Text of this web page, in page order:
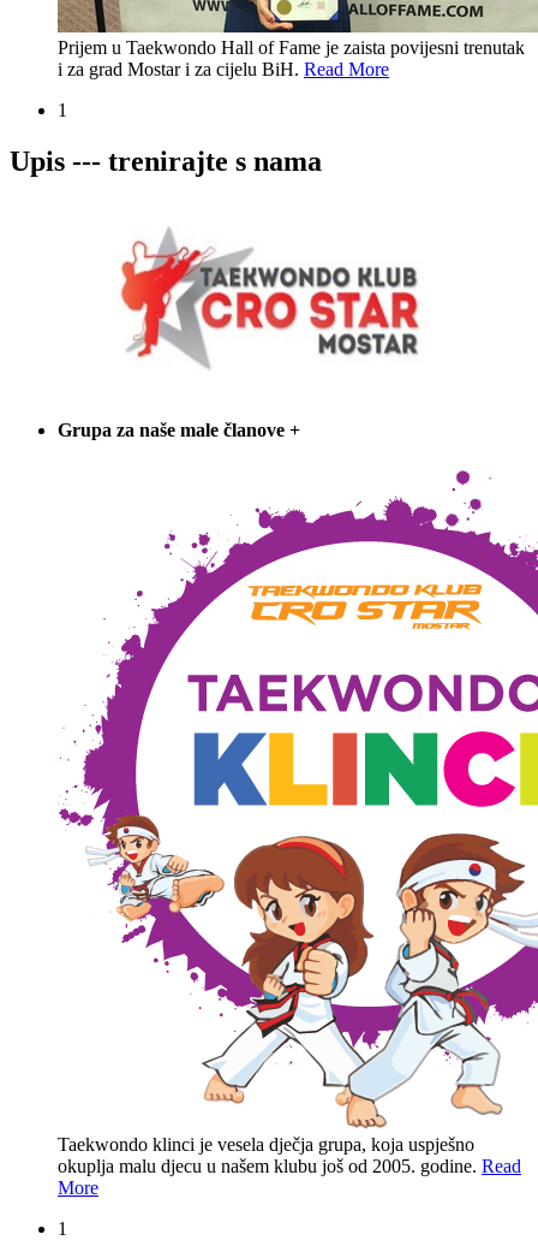
Prijem u Taekwondo Hall of Fame je zaista povijesni trenutak
i za grad Mostar i za cijelu BiH. Read More
1
Upis --- trenirajte s nama
Grupa za naše male članove +
Taekwondo klinci je vesela dječja grupa, koja uspješno
okuplja malu djecu u našem klubu još od 2005. godine. Read
More
1